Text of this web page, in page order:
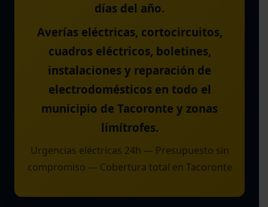
días del año.
Averías eléctricas, cortocircuitos,
cuadros eléctricos, boletines,
instalaciones y reparación de
electrodomésticos en todo el
municipio de Tacoronte y zonas
limítrofes.
Urgencias eléctricas 24h — Presupuesto sin
compromiso — Cobertura total en Tacoronte